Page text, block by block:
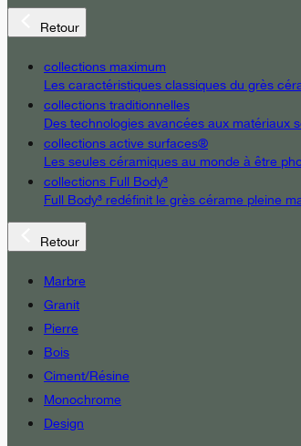
Retour
collections maximum
Les caractéristiques classiques du grès
collections traditionnelles
Des technologies avancées aux matériaux
collections active surfaces®
Les seules céramiques au monde à être
collections Full Body³
Full Body³ redéfinit le grès cérame pleine
Retour
Marbre
Granit
Pierre
Bois
Ciment/Résine
Monochrome
Design